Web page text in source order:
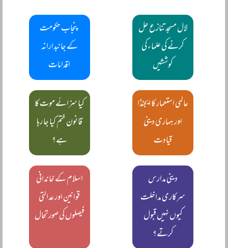
لال مسجد تنازع حل
کرنے کی علماء کی
کوششیں
پنجاب حکومت
کے جانبدارانہ
اقدامات
عالمی استعمار کا ایجنڈا
اور ہماری دینی
قیادت
کیا سزائے موت کا
قانون ختم کیا جا رہا
ہے؟
دینی مدارس
سرکاری مداخلت
کیوں نہیں قبول
کرتے؟
اسلام کے خاندانی
قوانین اور عدالتی
فیصلوں کی صورتحال